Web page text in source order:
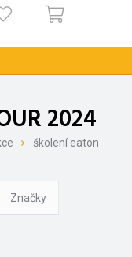
2024
školení eaton
Značky